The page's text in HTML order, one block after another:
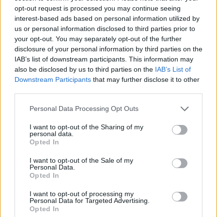
opt-out request is processed you may continue seeing
interest-based ads based on personal information utilized by
us or personal information disclosed to third parties prior to
your opt-out. You may separately opt-out of the further
disclosure of your personal information by third parties on the
IAB’s list of downstream participants. This information may
also be disclosed by us to third parties on the IAB’s List of
Downstream Participants that may further disclose it to other
Personal Data Processing Opt Outs
I want to opt-out of the Sharing of my
personal data.
Opted In
I want to opt-out of the Sale of my
Personal Data.
Opted In
I want to opt-out of processing my
Personal Data for Targeted Advertising.
Opted In
Με λιγότερα τηλέφωνα ενεργά, η εικόνα του κοινού
είναι πιο «ενιαία» και η σκηνή παραμένει το
κεντρικό σημείο προσοχής. Αυτό μπορεί να κάνει
πιο συνεπή την τελική κινηματογράφηση και να
βοηθήσει ώστε η ταινία να αποτυπώσει την
εμπειρία όπως τη ζει κάποιος μέσα στον χώρο.
Ταυτόχρονα, το συγκρότημα επιχειρεί να ενισχύσει
την αίσθηση συμμετοχής στη στιγμή. Η απουσία
δυναμική του κοινού, ειδικά σε κομμάτια όπου η
ανταπόκριση, τα sing-alongs και ο ρυθμός της
Bruce Dickinson
θέλει οι fans
να είναι πιο «παρόντες» στις
συναυλίες